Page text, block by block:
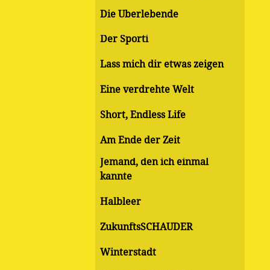
Die Überlebende
Der Sporti
Lass mich dir etwas zeigen
Eine verdrehte Welt
Short, Endless Life
Am Ende der Zeit
Jemand, den ich einmal
kannte
Halbleer
ZukunftsSCHAUDER
Winterstadt